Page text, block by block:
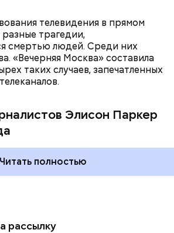
телевидения в прямом
трагедии,
смертью людей. Среди них
«Вечерняя Москва» составила
таких случаев, запечатленных
Элисон Паркер
в африканской церкви в
случилась двумя месяцами
был чернокожим, из-за чего,
страдал от расовой
издевательств на работе. Он
однажды позволила себе
в его адрес и даже его
написал на него жалобу в
Читать полностью
рассылку